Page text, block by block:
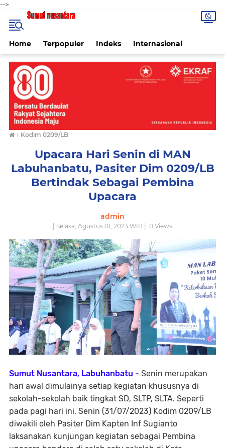
-->
Home Terpopuler Indeks Internasional
› Kodim 0209/LB
Upacara Hari Senin di MAN
Labuhanbatu, Pasiter Dim 0209/LB
Bertindak Sebagai Pembina
Upacara
admin
| Selasa, Agustus 01, 2023 WIB | 0 Views
Sumut Nusantara, Labuhanbatu - Senin merupakan
hari awal dimulainya setiap kegiatan khususnya di
sekolah-sekolah baik tingkat SD, SLTP, SLTA. Seperti
pada pagi hari ini, Senin (31/07/2023) Kodim 0209/LB
diwakili oleh Pasiter Dim Kapten Inf Sugianto
laksanakan kunjungan kegiatan sebagai Pembina